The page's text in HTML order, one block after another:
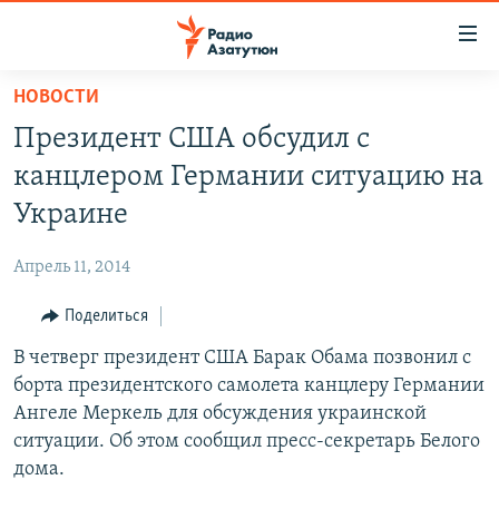
Перейти
основному
содержанию
Перейти
основной
навигации
Перейти
поиску
НОВОСТИ
ПОЛИТИКА
ЭКОНОМИКА
РЕГИОН
НАГОРНЫЙ КАРАБАХ
КУЛЬТУРА
СПОРТ
АРХИВ
НОВОСТИ
Президент США обсудил с
канцлером Германии ситуацию на
Украине
Апрель 11, 2014
Поделиться
В четверг президент США Барак Обама позвонил с
борта президентского самолета канцлеру Германии
Ангеле Меркель для обсуждения украинской
ситуации. Об этом сообщил пресс-секретарь Белого
дома.